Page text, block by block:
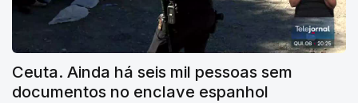
Ceuta. Ainda há seis mil pessoas sem
documentos no enclave espanhol